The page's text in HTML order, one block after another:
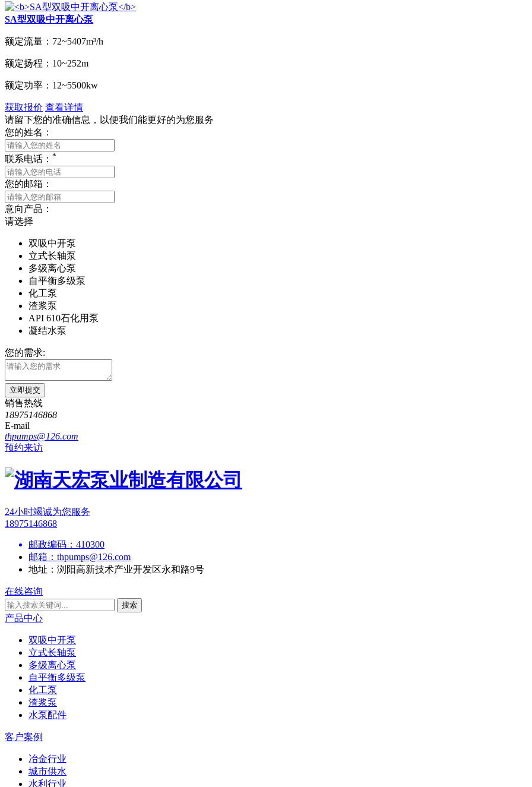
SA型双吸中开离心泵
额定流量： 72~5407m³/h
额定扬程： 10~252m
额定功率： 12~5500kw
获取报价 查看详情
请留下您的准确信息，以便我们能更好的为您服务
您的姓名：
联系电话： *
您的邮箱：
意向产品：
请选择
双吸中开泵
立式长轴泵
多级离心泵
自平衡多级泵
化工泵
渣浆泵
API 610石化用泵
凝结水泵
您的需求:
立即提交
销售热线
18975146868
E-mail
thpumps@126.com
预约来访
24小时竭诚为您服务
18975146868
邮政编码： 410300
邮箱： thpumps@126.com
地址： 浏阳高新技术产业开发区永和路9号
在线咨询
搜索
产品中心
双吸中开泵
立式长轴泵
多级离心泵
自平衡多级泵
化工泵
渣浆泵
水泵配件
客户案例
冶金行业
城市供水
水利行业